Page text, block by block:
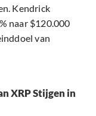
Kendrick
naar $120.000
van
XRP Stijgen in